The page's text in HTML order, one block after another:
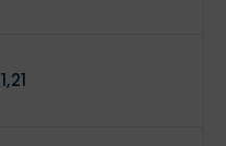
1,21